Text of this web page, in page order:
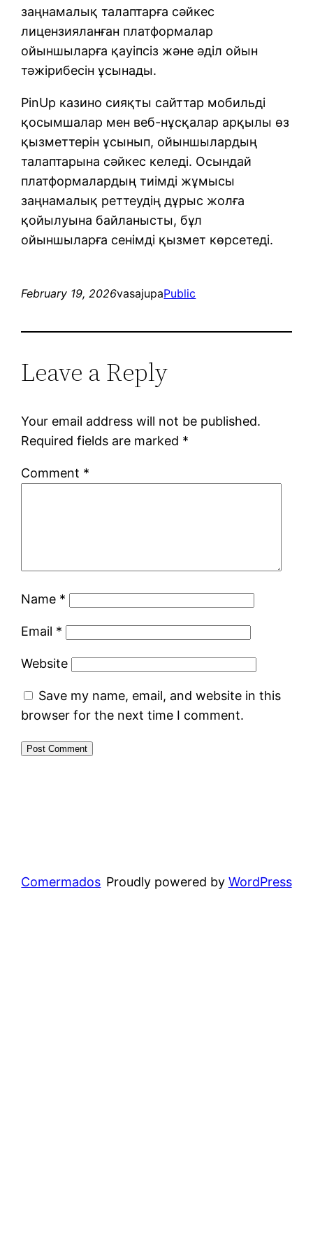
заңнамалық талаптарға сәйкес
лицензияланған платформалар
ойыншыларға қауіпсіз және әділ ойын
тәжірибесін ұсынады.
PinUp казино сияқты сайттар мобильді
қосымшалар мен веб-нұсқалар арқылы өз
қызметтерін ұсынып, ойыншылардың
талаптарына сәйкес келеді. Осындай
платформалардың тиімді жұмысы
заңнамалық реттеудің дұрыс жолға
қойылуына байланысты, бұл
ойыншыларға сенімді қызмет көрсетеді.
February 19, 2026vasajupaPublic
Leave a Reply
Your email address will not be published.
Required fields are marked *
Comment *
Name *
Email *
Website
Save my name, email, and website in this
browser for the next time I comment.
Comermados Proudly powered by WordPress